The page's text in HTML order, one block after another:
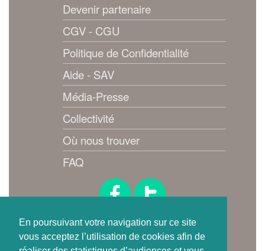
En poursuivant votre navigation sur ce site
vous acceptez l’utilisation de cookies afin de
Devenir partenaire
CGV - CGU
Politique de Confidentialité
Aide - SAV
Média-Presse
Collectivité
Où nous trouver
FAQ
Suivez-nous !